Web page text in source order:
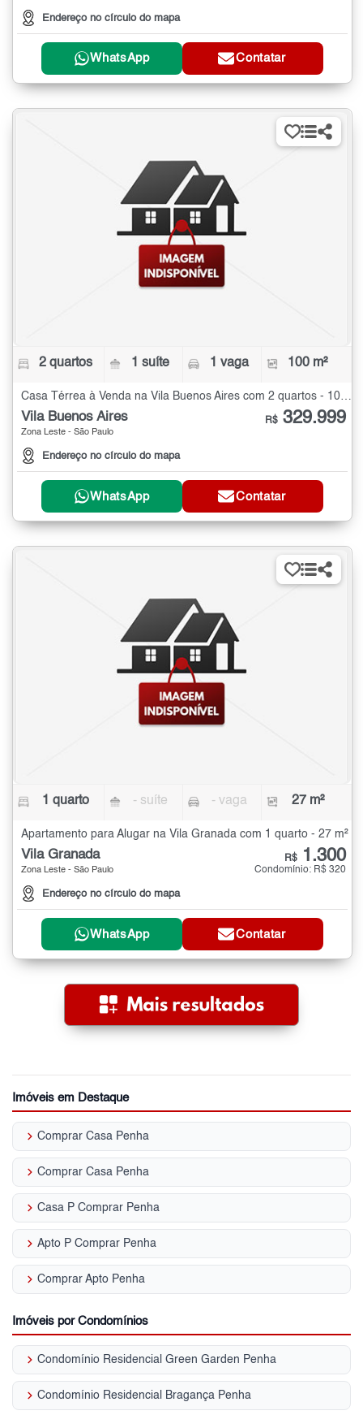
Endereço no círculo do mapa
WhatsApp Contatar
2 quartos 1 suíte 1 vaga 100 m²
Casa Térrea à Venda na Vila Buenos Aires com 2 quartos - 100 m²
Vila Buenos Aires
Zona Leste - São Paulo
Endereço no círculo do mapa
R$ 329.999
WhatsApp Contatar
1 quarto - suíte - vaga 27 m²
Apartamento para Alugar na Vila Granada com 1 quarto - 27 m²
Vila Granada
Zona Leste - São Paulo
Endereço no círculo do mapa
R$ 1.300
Condomínio: R$ 320
WhatsApp Contatar
Imóveis em Destaque
keyboard_arrow_right Comprar Casa Penha
keyboard_arrow_right Comprar Casa Penha
keyboard_arrow_right Casa P Comprar Penha
keyboard_arrow_right Apto P Comprar Penha
keyboard_arrow_right Comprar Apto Penha
Imóveis por Condomínios
keyboard_arrow_right Condomínio Residencial Green Garden Penha
keyboard_arrow_right Condomínio Residencial Bragança Penha